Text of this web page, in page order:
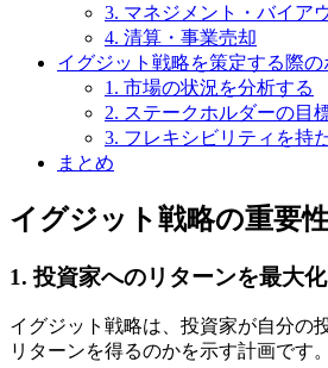
3. マネジメント・バイア
4. 清算・事業売却
イグジット戦略を策定する際の
1. 市場の状況を分析する
2. ステークホルダーの目
3. フレキシビリティを持
まとめ
イグジット戦略の重要
1. 投資家へのリターンを最大化
イグジット戦略は、投資家が自分の
リターンを得るのかを示す計画です。